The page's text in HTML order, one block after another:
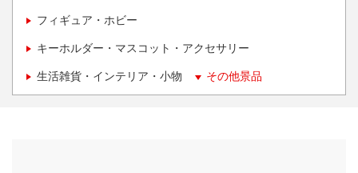
フィギュア・ホビー
キーホルダー・マスコット・アクセサリー
生活雑貨・インテリア・小物 その他景品